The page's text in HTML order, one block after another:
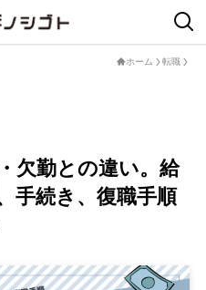
ホーム 転職
欠勤との違い。給
手続き、復職手順